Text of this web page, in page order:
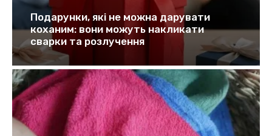
Подарунки, які не можна дарувати
коханим: вони можуть накликати
сварки та розлучення